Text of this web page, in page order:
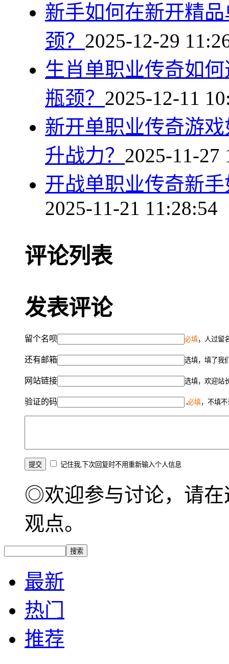
新手如何在新开精
颈？ 2025-12-29
生肖单职业传奇如
瓶颈？ 2025-12-11
新开单职业传奇游
升战力？ 2025-11-27
开战单职业传奇新
2025-11-21 11:28:54
评论列表
发表评论
留个名呗 必填，人过留
还有邮箱 选填，填了我
网站链接 选填，欢迎站
验证的码 必填，不填
记住我,下次回复时不用重新输入个人信息
◎欢迎参与讨论，请在
观点。
最新
热门
推荐